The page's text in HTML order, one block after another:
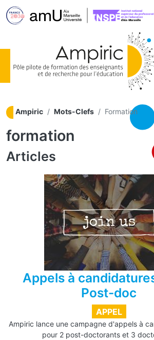
Ampiric Mots-Clefs Formation
formation
Articles
Appels à
Post-doc
APPEL
Ampiric lance une campagne d'appels à
pour 2 post-doctorants et 3